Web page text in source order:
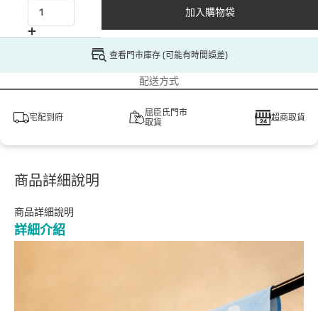
加入購物袋
查看門市庫存 (可能有時間誤差)
配送方式
宅配到府
屈臣氏門市
取貨
超商取貨
商品詳細說明
商品詳細說明
詳細介紹